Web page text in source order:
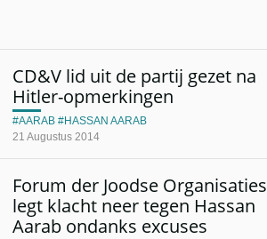
CD&V lid uit de partij gezet na
Hitler-opmerkingen
21 Augustus 2014
AARAB HASSAN AARAB
Forum der Joodse Organisaties
legt klacht neer tegen Hassan
Aarab ondanks excuses